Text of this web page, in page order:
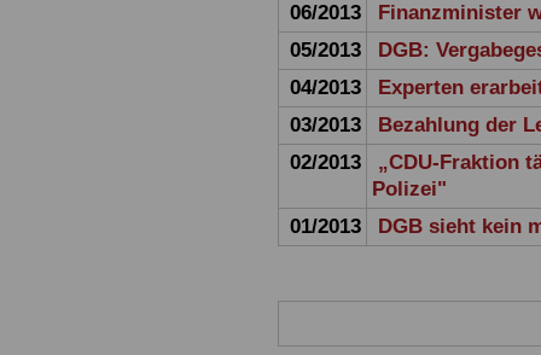
06/2013
Finanzminister
05/2013
DGB:
04/2013
Experten
03/2013
Bezahlung der
02/2013
„CDU-Fraktion
Polizei"
01/2013
DGB sieht kein